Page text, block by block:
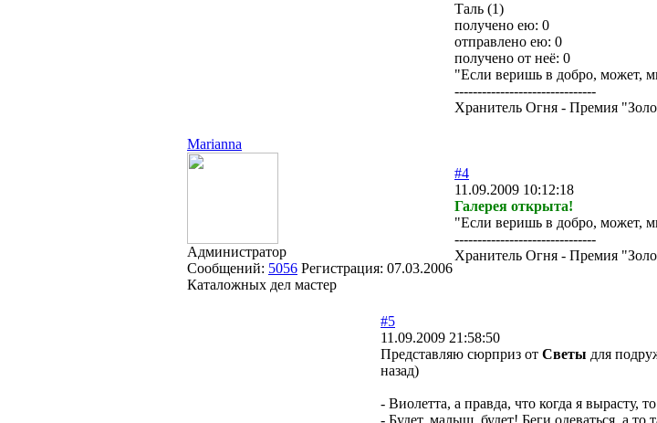
Таль (1)
получено ею: 0
отправлено ею: 0
получено от неё: 0
"Если веришь в добро, может,
-------------------------------
Хранитель Огня - Премия
Marianna
Администратор
Сообщений: 5056 Регистрация: 07.03.2006
Каталожных дел мастер
#4
11.09.2009 10:12:18
Галерея открыта!
"Если веришь в добро, может,
-------------------------------
Хранитель Огня - Премия
#5
11.09.2009 21:58:50
Представляю сюрприз от Светы для
назад)
- Виолетта, а правда, что когда я вырасту,
- Будет, малыш, будет! Беги одеваться, а